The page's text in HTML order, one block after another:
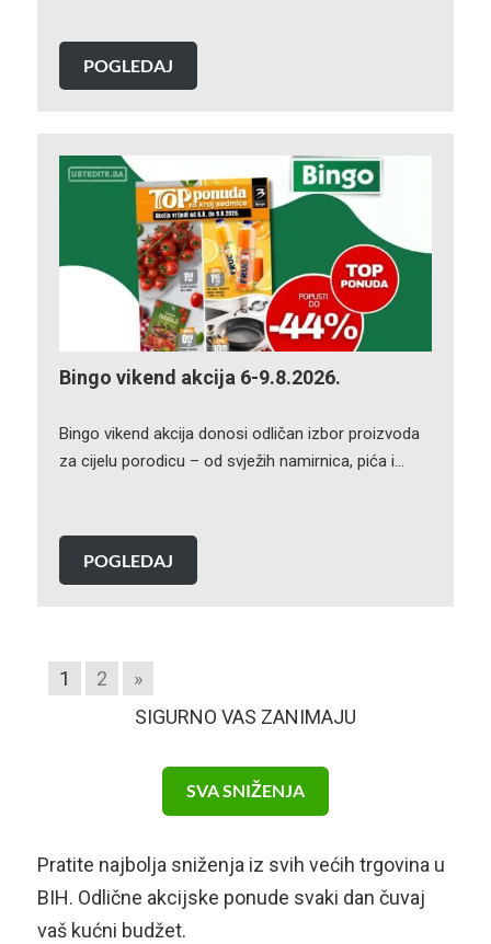
POGLEDAJ
Bingo vikend akcija 6-9.8.2026.
Bingo vikend akcija donosi odličan izbor proizvoda
za cijelu porodicu – od svježih namirnica, pića i…
POGLEDAJ
1 2
»
SIGURNO VAS ZANIMAJU
SVA SNIŽENJA
Pratite najbolja sniženja iz svih većih trgovina u
BIH. Odlične akcijske ponude svaki dan čuvaj
vaš kućni budžet.